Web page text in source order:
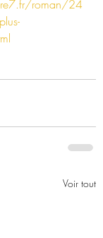
roman/24
Voir tout